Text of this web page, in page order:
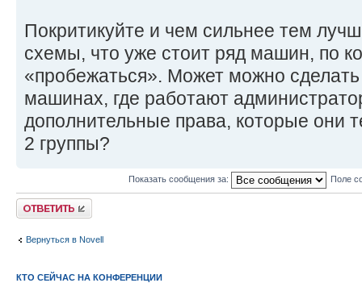
Покритикуйте и чем сильнее тем
схемы, что уже стоит ряд машин, по
«пробежаться». Может можно
машинах, где работают
дополнительные права, которые они
2 группы?
Показать сообщения за: Поле
Ответить
Вернуться в Novell
КТО СЕЙЧАС НА КОНФЕРЕНЦИИ